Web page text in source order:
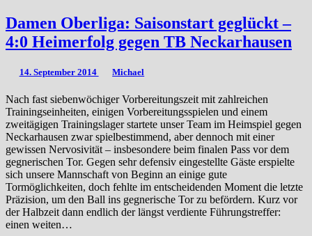
Damen Oberliga: Saisonstart geglückt –
4:0 Heimerfolg gegen TB Neckarhausen
14. September 2014 Michael
Nach fast siebenwöchiger Vorbereitungszeit mit zahlreichen
Trainingseinheiten, einigen Vorbereitungsspielen und einem
zweitägigen Trainingslager startete unser Team im Heimspiel gegen
Neckarhausen zwar spielbestimmend, aber dennoch mit einer
gewissen Nervosivität – insbesondere beim finalen Pass vor dem
gegnerischen Tor. Gegen sehr defensiv eingestellte Gäste erspielte
sich unsere Mannschaft von Beginn an einige gute
Tormöglichkeiten, doch fehlte im entscheidenden Moment die letzte
Präzision, um den Ball ins gegnerische Tor zu befördern. Kurz vor
der Halbzeit dann endlich der längst verdiente Führungstreffer:
einen weiten…